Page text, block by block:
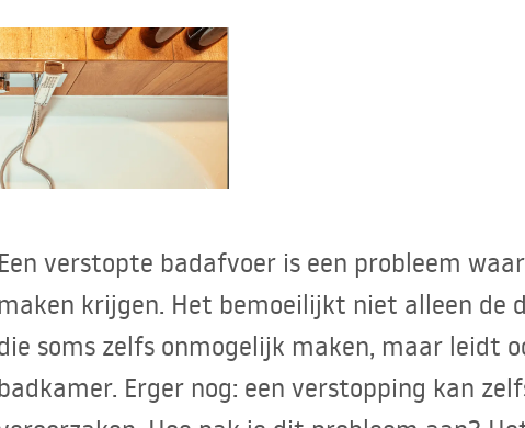
Een verstopte badafvoer is een probleem
maken krijgen. Het bemoeilijkt niet alleen de
soms zelfs onmogelijk maken, maar leidt
badkamer. Erger nog: een verstopping kan